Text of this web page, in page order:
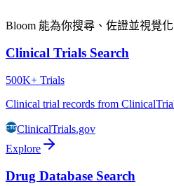
Bloom 能為你搜尋、佐證並視覺
Clinical Trials Search
500K+ Trials
Clinical trial records from
ClinicalTrials.gov
Explore
Drug Database Search